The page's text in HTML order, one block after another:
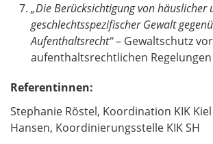
„Die Berücksichtigung von häuslicher
geschlechtsspezifischer Gewalt
Aufenthaltsrecht“– Gewaltschutz vor
aufenthaltsrechtlichen Regelungen
Referentinnen:
Stephanie Röstel, Koordination KIK
Hansen, Koordinierungsstelle KIK SH